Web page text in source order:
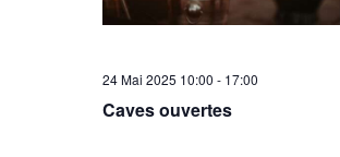
24 Mai 2025 10:00 - 17:00
Caves ouvertes